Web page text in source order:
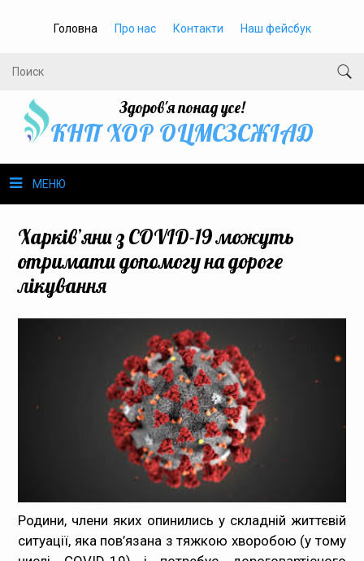
Головна Про нас Контакти Наш фейсбук
Здоров'я понад усе!
КНП ХОР ОЦМСЗСЖIАД
МЕНЮ
Громадське здоров’я
Медпрацівникам
Карта сайта
Харків’яни з COVID-19 можуть
отримати допомогу на дороге
лікування
Родини, члени яких опинились у складній життєвій
ситуації, яка пов’язана з тяжкою хворобою (у тому